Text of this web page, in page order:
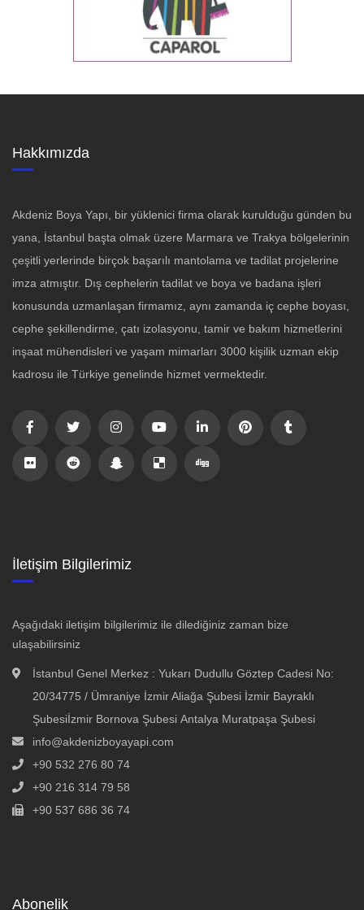
Hakkımızda
Akdeniz Boya Yapı, bir yüklenici firma olarak kurulduğu günden bu
yana, İstanbul başta olmak üzere Marmara ve Trakya bölgelerinin
çeşitli yerlerinde birçok başarılı mantolama ve tadilat projelerine
imza atmıştır. Dış cephelerin tadilat ve boya ve badana işleri
konusunda uzmanlaşan firmamız, aynı zamanda iç cephe boyası,
cephe şekillendirme, çatı izolasyonu, tamir ve bakım hizmetlerini
inşaat mühendisleri ve yaşam mimarları 3000 kişilik uzman ekip
kadrosu ile Türkiye genelinde hizmet vermektedir.
İletişim Bilgilerimiz
Aşağıdaki iletişim bilgilerimiz ile dilediğiniz zaman bize
ulaşabilirsiniz
İstanbul Genel Merkez : Yukarı Dudullu Göztep Cadesi No:
20/34775 / Ümraniye İzmir Aliağa Şubesi İzmir Bayraklı
Şubesiİzmir Bornova Şubesi Antalya Muratpaşa Şubesi
info@akdenizboyayapi.com
+90 532 276 80 74
+90 216 314 79 58
+90 537 686 36 74
Abonelik